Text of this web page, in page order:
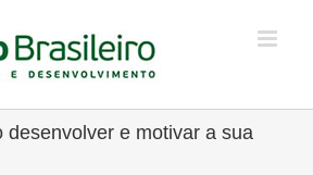
desenvolver e motivar a sua